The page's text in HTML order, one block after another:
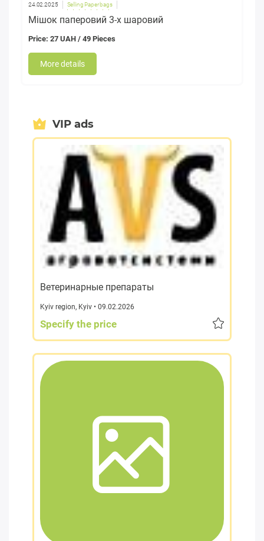
24.02.2025 Selling Paper bags
Мішок паперовий 3-х шаровий
Price: 27 UAH / 49 Pieces
More details
VIP ads
Ветеринарные препараты
Kyiv region, Kyiv • 09.02.2026
Specify the price